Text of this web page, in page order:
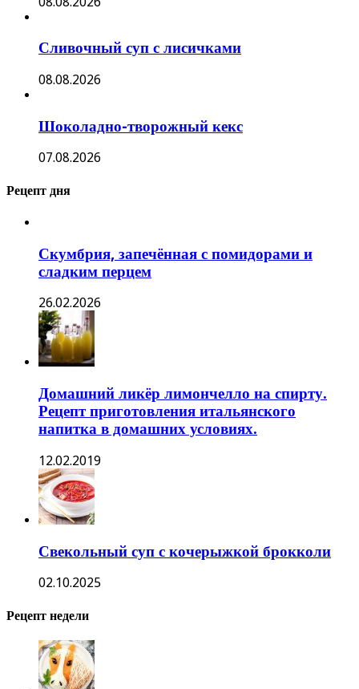
Сливочный суп с лисичками
08.08.2026
Шоколадно-творожный кекс
07.08.2026
Рецепт дня
Скумбрия, запечённая с помидорами и
сладким перцем
26.02.2026
Домашний ликёр лимончелло на спирту.
Рецепт приготовления итальянского
напитка в домашних условиях.
12.02.2019
Свекольный суп с кочерыжкой брокколи
02.10.2025
Рецепт недели